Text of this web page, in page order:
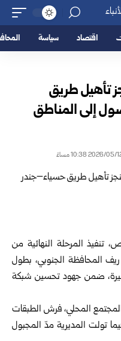
اقتصاد سياسة
تأهيل طريق
إلى المناطق
، تنفيذ المرحلة النهائية من
المحافظة الجنوبي، بطول
بلغت 975 مليون ليرة، ضمن جهود تحسين شبكة
المحلي، فرش الطبقات
تولت المديرية مدّ المجبول